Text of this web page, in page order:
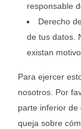
responsable
Derecho
de tus datos.
existan
Para ejercer
nosotros. Por
parte inferior de
queja sobre